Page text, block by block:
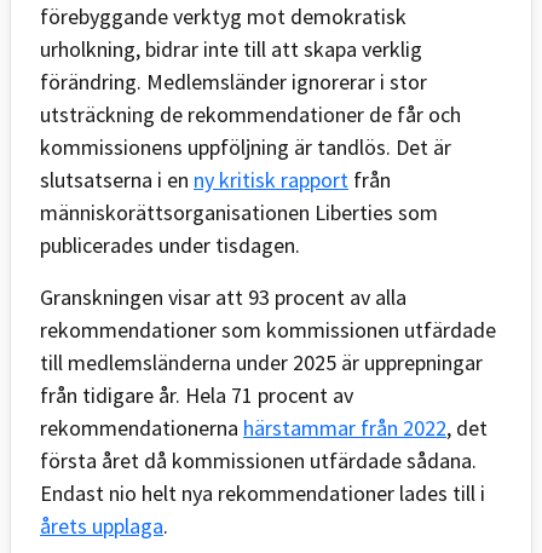
förebyggande verktyg mot demokratisk
urholkning, bidrar inte till att skapa verklig
förändring. Medlemsländer ignorerar i stor
utsträckning de rekommendationer de får och
kommissionens uppföljning är tandlös. Det är
slutsatserna i en ny kritisk rapport från
människorättsorganisationen Liberties som
publicerades under tisdagen.
Granskningen visar att 93 procent av alla
rekommendationer som kommissionen utfärdade
till medlemsländerna under 2025 är upprepningar
från tidigare år. Hela 71 procent av
rekommendationerna härstammar från 2022, det
första året då kommissionen utfärdade sådana.
Endast nio helt nya rekommendationer lades till i
årets upplaga.